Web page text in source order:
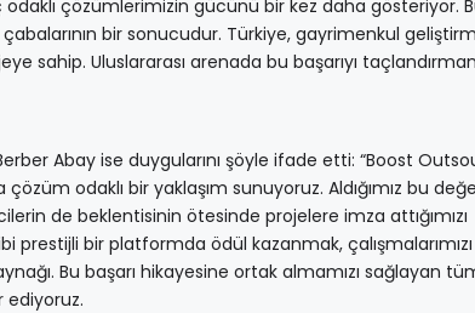
çözümlerimizin gücünü bir kez daha gösteriyor.
bir sonucudur. Türkiye, gayrimenkul
sahip. Uluslararası arenada bu başarıyı
Abay ise duygularını şöyle ifade etti: “Boost
odaklı bir yaklaşım sunuyoruz. Aldığımız bu
de beklentisinin ötesinde projelere imza attığımızı
prestijli bir platformda ödül kazanmak,
Bu başarı hikayesine ortak almamızı sağlayan
ediyoruz.